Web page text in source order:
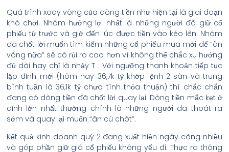
Quá trình xoay vòng của dòng tiền như hiện tại là giai đoạn
khó chơi. Nhóm hưởng lợi nhất là những người đã giữ cổ
phiếu từ trước và giờ đến lúc được tiền vào kéo lên. Nhóm
đã chốt lời muốn tìm kiếm những cổ phiếu mua mới để “ăn
vòng nữa” sẽ có rủi ro cao hơn vì không thể chắc xu hướng
đủ dài hay chỉ là nhảy T . Với ngưỡng thanh khoản tiếp tục
lập đỉnh mới (hôm nay 36,7k tỷ khớp lệnh 2 sàn và trung
bình tuần là 36,1k tỷ chưa tính thỏa thuận) thì chắc chắn
đang có dòng tiền đã chốt lời quay lại. Dòng tiền mắc kẹt ở
đỉnh lớn nhất thường chính là những người đã thoát ra
sớm và quay lại muốn “ăn cú chót”.
Kết quả kinh doanh quý 2 đang xuất hiện ngày càng nhiều
và góp phần giữ giá cổ phiếu không yếu đi. Thực ra thông